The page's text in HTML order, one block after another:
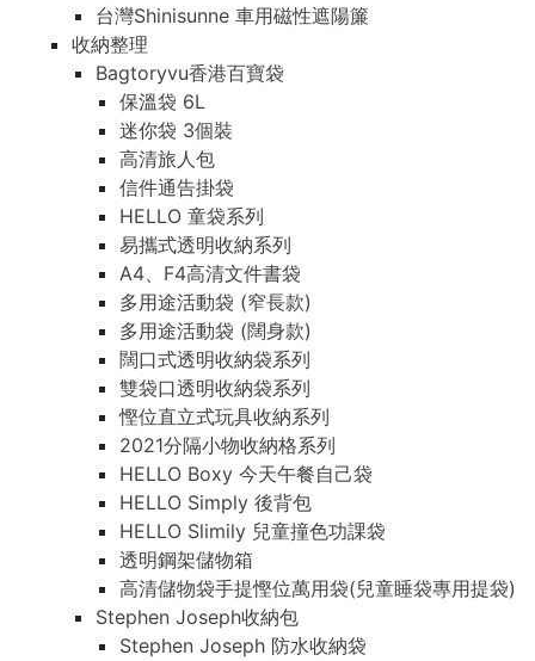
台灣Shinisunne 車用磁性遮陽簾
收納整理
Bagtoryvu香港百寶袋
保溫袋 6L
迷你袋 3個裝
高清旅人包
信件通告掛袋
HELLO 童袋系列
易攜式透明收納系列
A4、F4高清文件書袋
多用途活動袋 (窄長款)
多用途活動袋 (闊身款)
闊口式透明收納袋系列
雙袋口透明收納袋系列
慳位直立式玩具收納系列
2021分隔小物收納格系列
HELLO Boxy 今天午餐自己袋
HELLO Simply 後背包
HELLO Slimily 兒童撞色功課袋
透明鋼架儲物箱
高清儲物袋手提慳位萬用袋(兒童睡袋專用提袋)
Stephen Joseph收納包
Stephen Joseph 防水收納袋